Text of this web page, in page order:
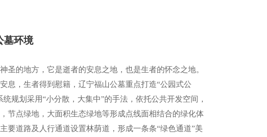
墓环境
圣的地方，它是逝者的安息之地，也是生者的怀念之地。
息，生者得到慰籍，辽宁福山公墓重点打造“公园式公
统规划采用“小分散，大集中”的手法，依托公共开发空间，
节点绿地，大面积生态绿地等形成点线面相结合的绿化体
要道路及人行通道设置林荫道，形成一条条“绿色通道”美